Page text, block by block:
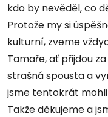
kdo by nevěděl, co
Protože my si
kulturní, zveme
Tamaře, ať přijdou
strašná spousta a
jsme tentokrát
Takže děkujeme a